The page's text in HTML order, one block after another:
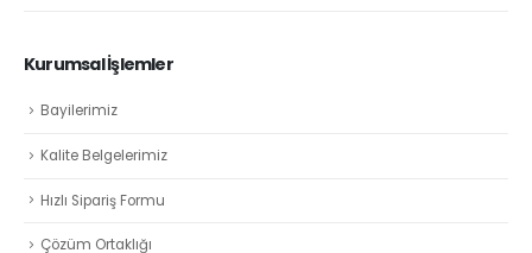
Kurumsal İşlemler
Bayilerimiz
Kalite Belgelerimiz
Hızlı Sipariş Formu
Çözüm Ortaklığı